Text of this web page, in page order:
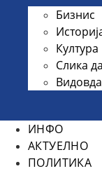
Бизнис
Култура
Слика
ИНФО
АКТУЕЛНО
ПОЛИТИКА